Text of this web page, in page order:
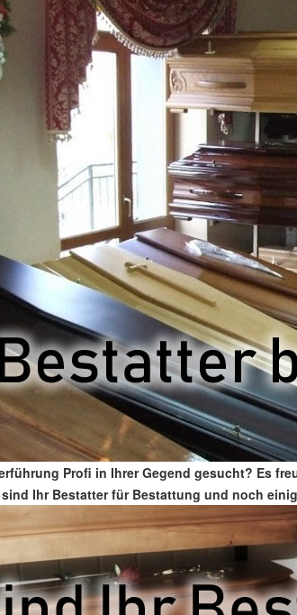
Profi in Ihrer Gegend gesucht? Es
Ihr Bestatter für Bestattung und noch